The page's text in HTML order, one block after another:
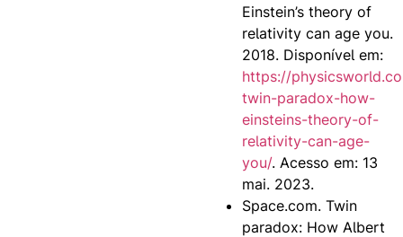
Einstein’s theory of
relativity can age you.
2018. Disponível em:
https://
twin-paradox-how-
einsteins-theory-of-
relativity-can-age-
you/. Acesso em: 13
mai. 2023.
Space.com. Twin
paradox: How Albert